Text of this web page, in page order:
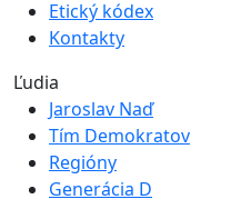
Etický kódex
Kontakty
Ľudia
Jaroslav Naď
Tím Demokratov
Regióny
Generácia D